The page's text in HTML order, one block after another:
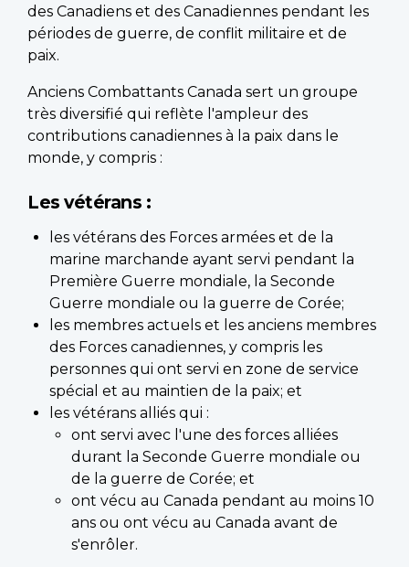
des Canadiens et des Canadiennes pendant les
périodes de guerre, de conflit militaire et de
paix.
Anciens Combattants Canada sert un groupe
très diversifié qui reflète l'ampleur des
contributions canadiennes à la paix dans le
monde, y compris :
Les vétérans :
les vétérans des Forces armées et de la
marine marchande ayant servi pendant la
Première Guerre mondiale, la Seconde
Guerre mondiale ou la guerre de Corée;
les membres actuels et les anciens membres
des Forces canadiennes, y compris les
personnes qui ont servi en zone de service
spécial et au maintien de la paix; et
les vétérans alliés qui :
ont servi avec l'une des forces alliées
durant la Seconde Guerre mondiale ou
de la guerre de Corée; et
ont vécu au Canada pendant au moins 10
ans ou ont vécu au Canada avant de
s'enrôler.